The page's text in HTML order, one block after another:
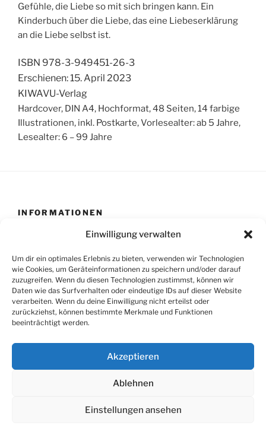
Einwilligung verwalten
Um dir ein optimales Erlebnis zu bieten, verwenden wir Technologien
wie Cookies, um Geräteinformationen zu speichern und/oder darauf
zuzugreifen. Wenn du diesen Technologien zustimmst, können wir
Daten wie das Surfverhalten oder eindeutige IDs auf dieser Website
verarbeiten. Wenn du deine Einwilligung nicht erteilst oder
zurückziehst, können bestimmte Merkmale und Funktionen
beeinträchtigt werden.
Akzeptieren
Ablehnen
Einstellungen ansehen
Gefühle, die Liebe so mit sich bringen kann. Ein
Kinderbuch über die Liebe, das eine Liebeserklärung
an die Liebe selbst ist.
ISBN 978-3-949451-26-3
Erschienen: 15. April 2023
KIWAVU-Verlag
Hardcover, DIN A4, Hochformat, 48 Seiten, 14 farbige
Illustrationen, inkl. Postkarte, Vorlesealter: ab 5 Jahre,
Lesealter: 6 – 99 Jahre
INFORMATIONEN
Hinweise zum Datenschutz und das Impressum finden
Datenschutzerklärung
Impressum